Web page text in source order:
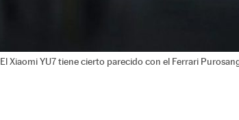
El Xiaomi YU7 tiene cierto parecido con el Ferrari